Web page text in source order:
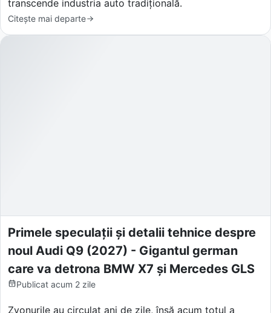
transcende industria auto tradițională.
Citește mai departe
Primele speculații și detalii tehnice despre
noul Audi Q9 (2027) - Gigantul german
care va detrona BMW X7 și Mercedes GLS
Publicat acum 2 zile
Zvonurile au circulat ani de zile, însă acum totul a